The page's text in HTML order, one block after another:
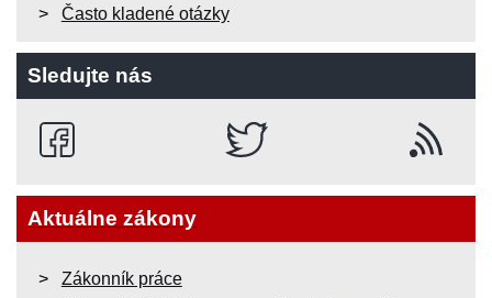
Často kladené otázky
Sledujte nás
Aktuálne zákony
Zákonník práce